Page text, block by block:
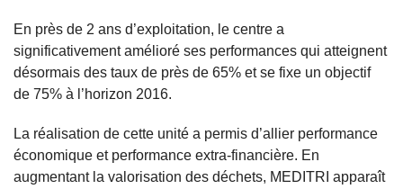
En près de 2 ans d’exploitation, le centre a
significativement amélioré ses performances qui atteignent
désormais des taux de près de 65% et se fixe un objectif
de 75% à l’horizon 2016.
La réalisation de cette unité a permis d’allier performance
économique et performance extra-financière. En
augmentant la valorisation des déchets, MEDITRI apparaît